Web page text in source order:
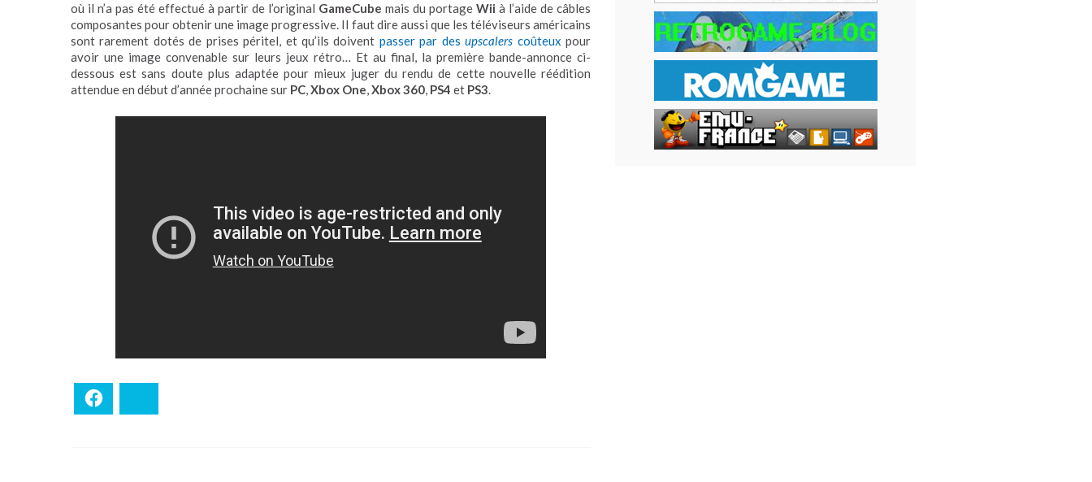
où il n’a pas été effectué à partir de l’original GameCube mais du portage Wii à l’aide de câbles
composantes pour obtenir une image progressive. Il faut dire aussi que les téléviseurs américains
sont rarement dotés de prises péritel, et qu’ils doivent passer par desupscalers coûteux pour
avoir une image convenable sur leurs jeux rétro… Et au final, la première bande-annonce ci-
dessous est sans doute plus adaptée pour mieux juger du rendu de cette nouvelle réédition
attendue en début d’année prochaine sur PC,Xbox One,Xbox 360, PS4 et PS3.